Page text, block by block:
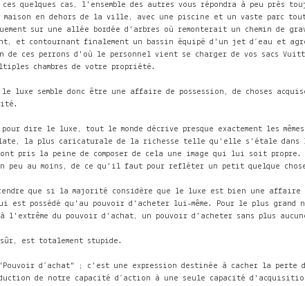
ces quelques cas, l'ensemble des autres vous répondra à peu près
en dehors de la ville, avec une piscine et un vaste parc
sur une allée bordée d'arbres où remonterait un chemin de
et contournant finalement un bassin équipé d'un jet d’eau et
ces perrons d'où le personnel vient se charger de vos sacs
chambres de votre propriété.
luxe semble donc être une affaire de possession, de choses
dire le luxe, tout le monde décrive presque exactement les
la plus caricaturale de la richesse telle qu'elle s'étale dans
pris la peine de composer de cela une image qui lui soit
au moins, de ce qu'il faut pour refléter un petit quelque
que si la majorité considère que le luxe est bien une
est possédé qu'au pouvoir d'acheter lui-même. Pour le plus grand
l'extrême du pouvoir d'achat, un pouvoir d'acheter sans plus
est totalement stupide.
d’achat" ; c'est une expression destinée à cacher la
de notre capacité d’action à une seule capacité d'acquisition